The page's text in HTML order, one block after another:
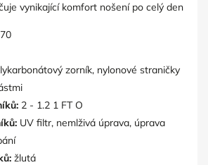
vynikající komfort nošení po celý den
zorník, nylonové straničky
2 - 1.2 1 FT O
UV filtr, nemlživá úprava, úprava
žlutá